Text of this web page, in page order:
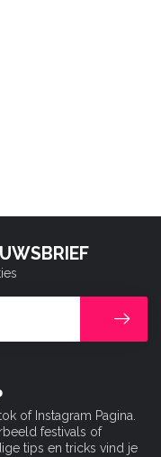
of Instagram Pagina.
festivals of
tips en tricks vind je